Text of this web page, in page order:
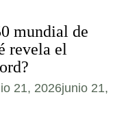
mundial de
revela el
21, 2026junio 21,